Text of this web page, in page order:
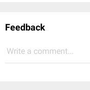
Feedback
Write a comment...